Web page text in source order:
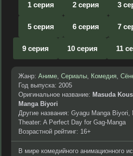
1 серия 2 серия 3
5 серия 6 серия 7
9 серия 10 серия 11
Жанр: Аниме, Сериалы, Комедия,
Год выпуска: 2005
Оригинальное название: Masuda
Manga Biyori
Другие названия: Gyagu Manga Biyori,
Theater: A Perfect Day for Gag-Manga
Возрастной рейтинг: 16+
В мире комедийного анимационного